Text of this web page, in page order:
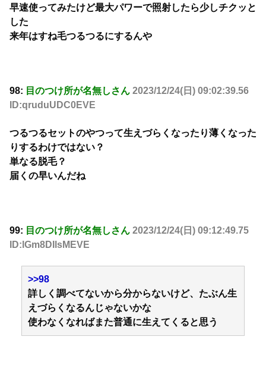
早速使ってみたけど最大パワーで照射したら少しチクッと
した
来年はすね毛つるつるにするんや
98: 目のつけ所が名無しさん 2023/12/24(日) 09:02:39.56
ID:qruduUDC0EVE
つるつるセットのやつって生えづらくなったり薄くなった
りするわけではない？
単なる脱毛？
届くの早いんだね
99: 目のつけ所が名無しさん 2023/12/24(日) 09:12:49.75
ID:lGm8DIlsMEVE
>>98
詳しく調べてないから分からないけど、たぶん生
えづらくなるんじゃないかな
使わなくなればまた普通に生えてくると思う